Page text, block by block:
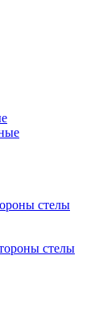
стелы
стелы